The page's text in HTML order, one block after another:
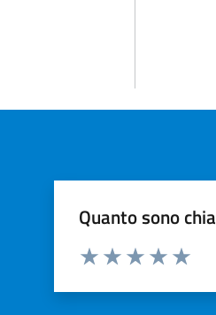
Quanto sono
Valuta da 1 a 5 stelle la pagina